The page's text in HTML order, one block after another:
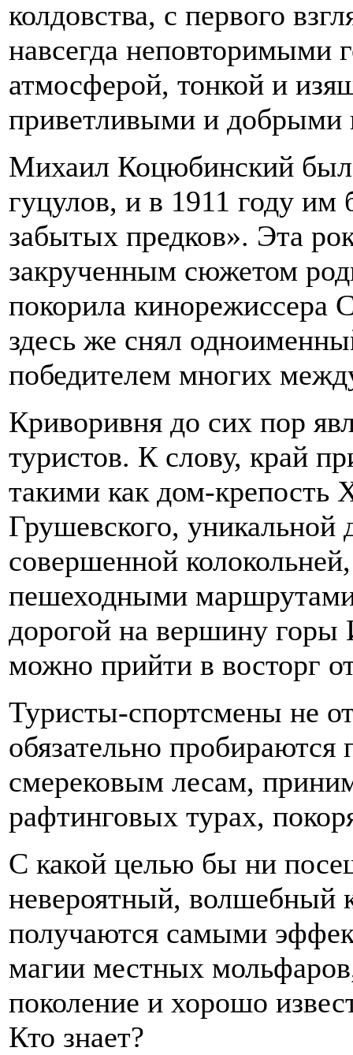
колдовства, с первого
навсегда неповторимыми
атмосферой, тонкой и
приветливыми и добрыми
Михаил Коцюбинский
гуцулов, и в 1911 году
забытых предков». Эта
закрученным сюжетом
покорила кинорежиссера
здесь же снял
победителем многих
Криворивня до сих пор
туристов. К слову, край
такими как дом-крепость
Грушевского, уникальной
совершенной
пешеходными
дорогой на вершину горы
можно прийти в восторг
Туристы-спортсмены не
обязательно
смерековым лесам,
рафтинговых турах,
С какой целью бы ни
невероятный, волшебный
получаются самыми
магии местных
поколение и хорошо
Кто знает?